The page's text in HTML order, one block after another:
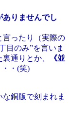
りませんでし
言ったり（実際の
目のみ”を言いま
通りとか、
《並
・(笑)
銅版で刻まれま